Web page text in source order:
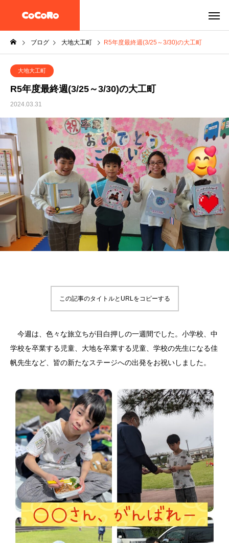
ブログ 大地大工町 R5年度最終週(3/25～3/30)の大工町
大地大工町
R5年度最終週(3/25～3/30)の大工町
2024.03.31
この記事のタイトルとURLをコピーする
今週は、色々な旅立ちが目白押しの一週間でした。小学校、中
学校を卒業する児童、大地を卒業する児童、学校の先生になる佳
帆先生など、皆の新たなステージへの出発をお祝いしました。